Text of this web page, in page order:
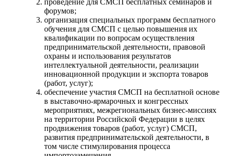
форумов;
организация специальных программ бесплатного
обучения для СМСП с целью повышения их
квалификации по вопросам осуществления
предпринимательской деятельности, правовой
охраны и использования результатов
интеллектуальной деятельности, реализации
инновационной продукции и экспорта товаров
(работ, услуг);
обеспечение участия СМСП на бесплатной основе
в выставочно-ярмарочных и конгрессных
мероприятиях, межрегиональных бизнес-миссиях
на территории Российской Федерации в целях
продвижения товаров (работ, услуг) СМСП,
развития предпринимательской деятельности, в
том числе стимулирования процесса